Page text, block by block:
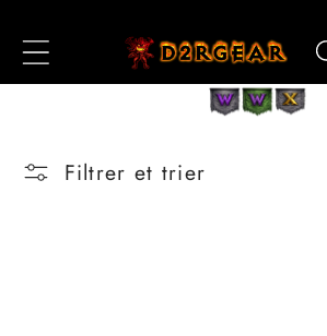
au
contenu
Filtrer et trier